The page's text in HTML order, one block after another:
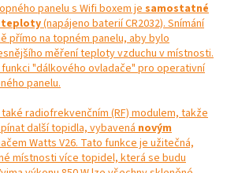
panelu s Wifi boxem jesamostatné
teploty(napájeno baterií CR2032). Snímání
přímo na topném panelu, aby bylo
měření teploty vzduchu v místnosti.
"dálkového ovladače" pro operativní
panelu.
radiofrekvenčním (RF) modulem, takže
další topidla, vybavenánovým
Watts V26. Tato funkce je užitečná,
místnosti více topidel, která se budu